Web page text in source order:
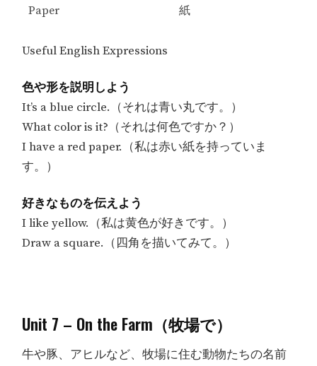
Paper 紙
Useful English Expressions
色や形を説明しよう
It’s a blue circle.（それは青い丸です。）
What color is it?（それは何色ですか？）
I have a red paper.（私は赤い紙を持っていま
す。）
好きなものを伝えよう
I like yellow.（私は黄色が好きです。）
Draw a square.（四角を描いてみて。）
Unit 7 – On the Farm（牧場で）
牛や豚、アヒルなど、牧場に住む動物たちの名前